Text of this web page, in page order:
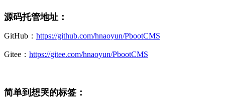
源码托管地址：
GitHub： https://github.com/hnaoyun/PbootCMS
Gitee： https://gitee.com/hnaoyun/PbootCMS
简单到想哭的标签：